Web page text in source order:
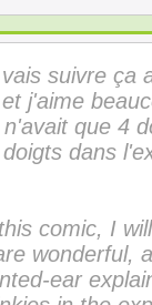
suivre ça
j'aime
que 4
dans
comic, I
wonderful,
ear